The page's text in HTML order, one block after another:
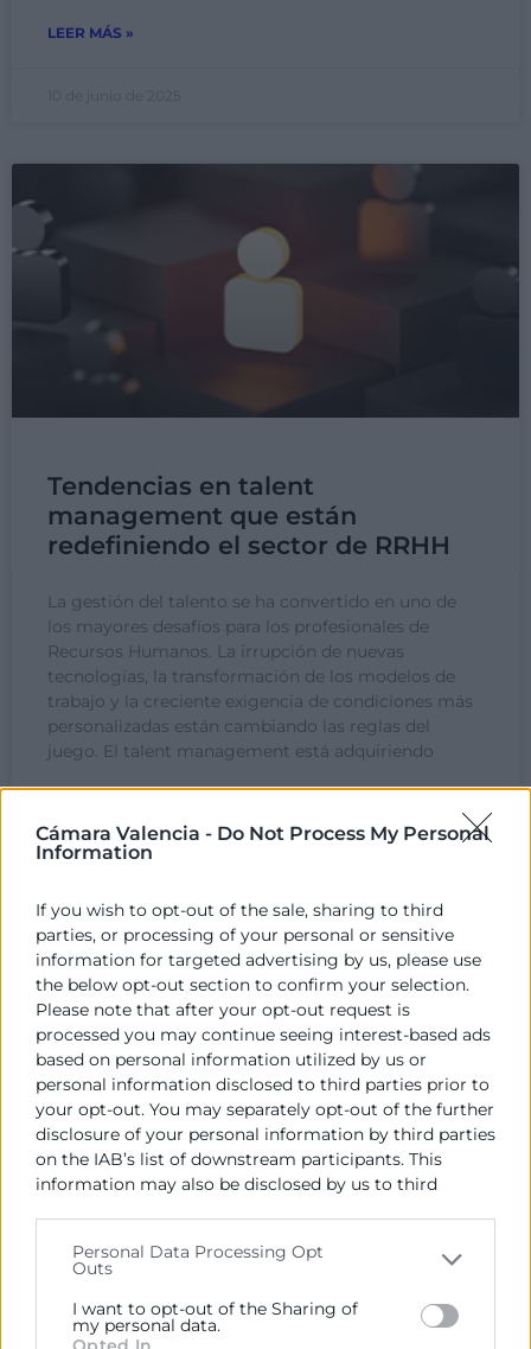
Cámara Valencia - Do Not Process My Personal
Information
If you wish to opt-out of the sale, sharing to third
parties, or processing of your personal or sensitive
information for targeted advertising by us, please use
the below opt-out section to confirm your selection.
Please note that after your opt-out request is
processed you may continue seeing interest-based ads
based on personal information utilized by us or
personal information disclosed to third parties prior to
your opt-out. You may separately opt-out of the further
disclosure of your personal information by third parties
on the IAB’s list of downstream participants. This
information may also be disclosed by us to third
Please note that this website/app uses one or more
Google services and may gather and store information
including but not limited to your visit or usage
Personal Data Processing Opt
Outs
I want to opt-out of the Sharing of
my personal data.
LEER MÁS »
Tendencias en talent
management que están
redefiniendo el sector de RRHH
La gestión del talento se ha convertido en uno de
los mayores desafíos para los profesionales de
Recursos Humanos. La irrupción de nuevas
tecnologías, la transformación de los modelos de
trabajo y la creciente exigencia de condiciones más
personalizadas están cambiando las reglas del
juego. El talent management está adquiriendo
Inteligencia artificial en las
desafíos